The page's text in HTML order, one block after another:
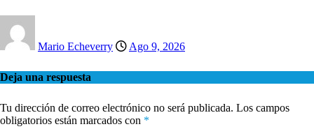
Mario Echeverry Ago 9, 2026
Deja una respuesta
Tu dirección de correo electrónico no será publicada. Los campos
obligatorios están marcados con *